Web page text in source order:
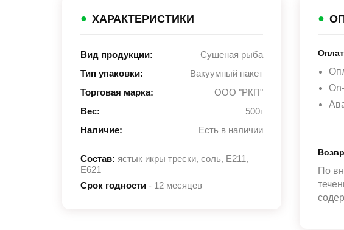
● ХАРАКТЕРИСТИКИ
Вид продукции:
Сушеная рыба
Тип упаковки:
Вакуумный пакет
Торговая марка:
ООО "РКП"
Вес:
500г
Наличие:
Есть в наличии
Состав: ястык икры трески, соль, Е211,
Е621
Срок годности - 12 месяцев
●
По